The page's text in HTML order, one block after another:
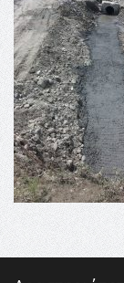
16:27 -
Κληρονομιάς
Όλυμπος
αγαθό
ανθρωπότητα
16:18 -
ΣΤΗΝ ΕΔΕΣΣΑ